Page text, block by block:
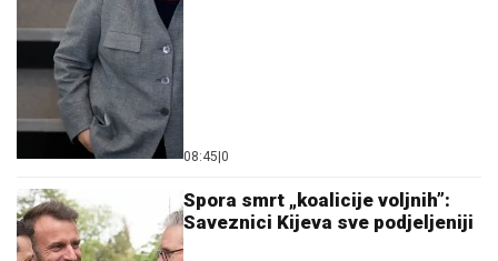
08:45|0
Spora smrt „koalicije voljnih”:
Saveznici Kijeva sve podjeljeniji